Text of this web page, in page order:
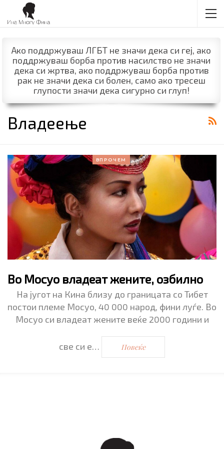
Ако поддржуваш ЛГБТ не значи дека си геј, ако
поддржуваш борба против насилство не значи
дека си жртва, ако поддржуваш борба против
рак не значи дека си болен, само ако тресеш
глупости значи дека сигурно си глуп!
Владеење
ВПРОЧЕМ
Во Мосуо владеат жените, озбилно
На југот на Кина близу до границата со Тибет
постои племе Мосуо, 40 000 народ, фини луѓе. Во
Мосуо си владеат жените веќе 2000 години и
све си е… Повеќе